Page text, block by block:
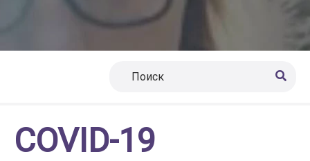
COVID-19